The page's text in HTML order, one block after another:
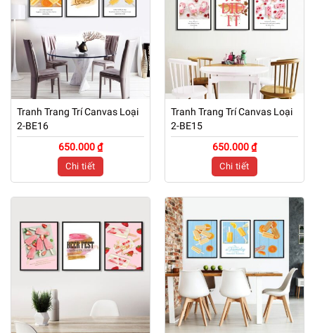
Tranh Trang Trí Canvas Loại
2-BE16
650.000 ₫
Chi tiết
Tranh Trang Trí Canvas Loại
2-BE15
650.000 ₫
Chi tiết